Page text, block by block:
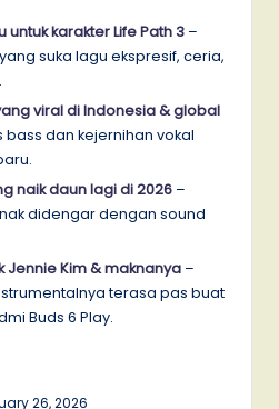
karakter Life Path 3 –
suka lagu ekspresif, ceria,
viral di Indonesia & global
dan kejernihan vokal
naik daun lagi di 2026 –
didengar dengan sound
Jennie Kim & maknanya –
terasa pas buat
Buds 6 Play.
26, 2026